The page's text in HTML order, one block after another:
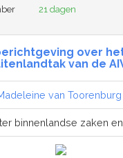
21 dagen
over
van de
van Toorenburg
binnenlandse zaken